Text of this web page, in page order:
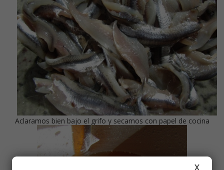
Aclaramos bien bajo el grifo y secamos con papel de cocina
X